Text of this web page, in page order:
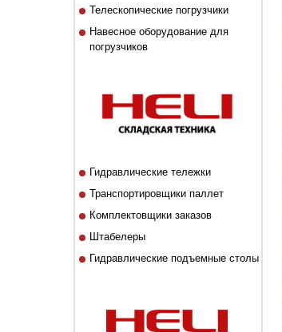
Телескопические погрузчики
Навесное оборудование для
погрузчиков
Гидравлические тележки
Транспортировщики паллет
Комплектовщики заказов
Штабелеры
Гидравлические подъемные столы